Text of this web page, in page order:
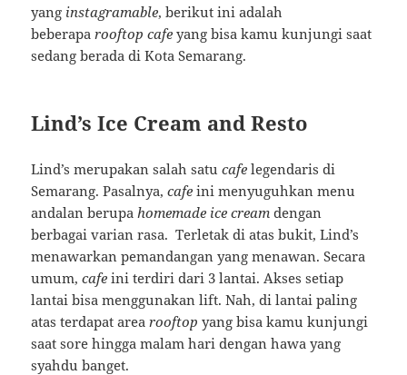
yang instagramable, berikut ini adalah
beberaparooftop cafe yang bisa kamu kunjungi saat
sedang berada di Kota Semarang.
Lind’s Ice Cream and Resto
Lind’s merupakan salah satucafe legendaris di
Semarang. Pasalnya,cafe ini menyuguhkan menu
andalan berupa homemade ice creamdengan
berbagai varian rasa. Terletak di atas bukit, Lind’s
menawarkan pemandangan yang menawan. Secara
umum,cafe ini terdiri dari 3 lantai. Akses setiap
lantai bisa menggunakan lift. Nah, di lantai paling
atas terdapat arearooftop yang bisa kamu kunjungi
saat sore hingga malam hari dengan hawa yang
syahdu banget.